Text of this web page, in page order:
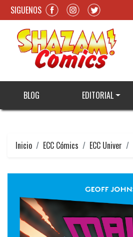
SIGUENOS
BLOG EDITORIAL
Inicio ECC Cómics ECC Univer